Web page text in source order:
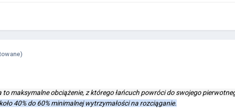
to maksymalne obciążenie, z którego łańcuch powróci do swojego
40% do 60% minimalnej wytrzymałości na rozciąganie.